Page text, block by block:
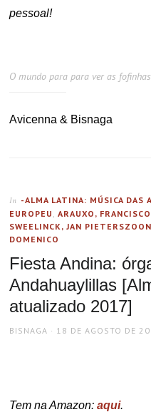
pessoal!
O mundo para para ver as
Avicenna & Bisnaga
In -ALMA LATINA: MÚSICA DAS
EUROPEU ,ARAUXO,
SWEELINCK, JAN PIETERSZOON
DOMENICO
Fiesta Andina:
Andahuaylillas
atualizado 2017]
AUTHOR
BISNAGA
POSTED
18 DE AGOSTO DE
Tem na Amazon:aqui.